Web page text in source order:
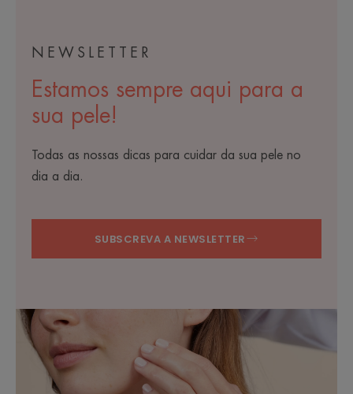
NEWSLETTER
Estamos sempre aqui para a
sua pele!
Todas as nossas dicas para cuidar da sua pele no
dia a dia.
SUBSCREVA A NEWSLETTER